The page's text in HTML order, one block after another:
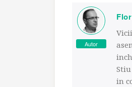
Autor
in